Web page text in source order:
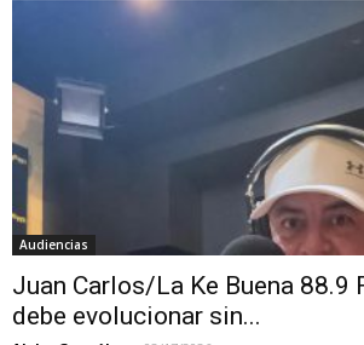
Audiencias
Juan Carlos/La Ke Buena 88.9
debe evolucionar sin...